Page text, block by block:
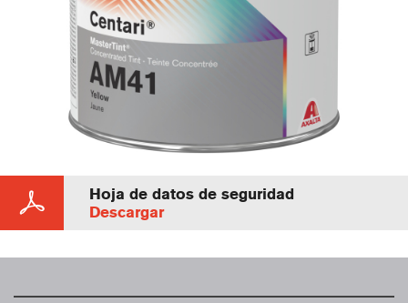
Hoja de datos de seguridad
Descargar